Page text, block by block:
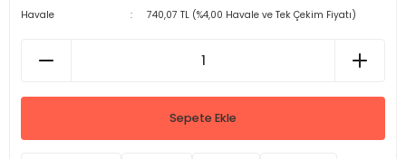
Havale
740,07 TL (%4,00 Havale ve Tek Çekim Fiyatı)
Sepete Ekle